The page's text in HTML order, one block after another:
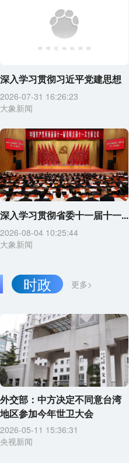
深入学习贯彻习近平党建思想
2026-07-31 16:26:23
大象新闻
深入学习贯彻省委十一届十一...
2026-08-04 10:25:44
大象新闻
更多>
时政
外交部：中方决定不同意台湾
地区参加今年世卫大会
2026-05-11 15:36:31
央视新闻